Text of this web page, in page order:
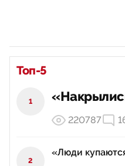
Топ-5
1
220787
2
«Люди